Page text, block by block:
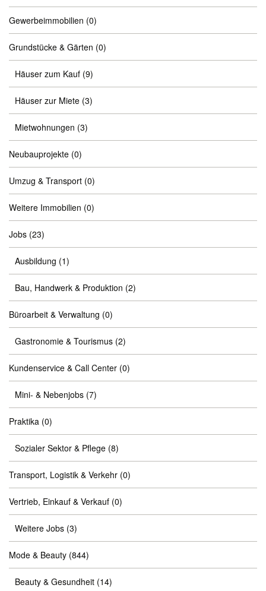
Gewerbeimmobilien (0)
Grundstücke & Gärten (0)
Häuser zum Kauf (9)
Häuser zur Miete (3)
Mietwohnungen (3)
Neubauprojekte (0)
Umzug & Transport (0)
Weitere Immobilien (0)
Jobs (23)
Ausbildung (1)
Bau, Handwerk & Produktion (2)
Büroarbeit & Verwaltung (0)
Gastronomie & Tourismus (2)
Kundenservice & Call Center (0)
Mini- & Nebenjobs (7)
Praktika (0)
Sozialer Sektor & Pflege (8)
Transport, Logistik & Verkehr (0)
Vertrieb, Einkauf & Verkauf (0)
Weitere Jobs (3)
Mode & Beauty (844)
Beauty & Gesundheit (14)